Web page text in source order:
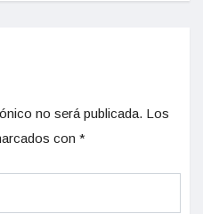
no será publicada. Los
con *